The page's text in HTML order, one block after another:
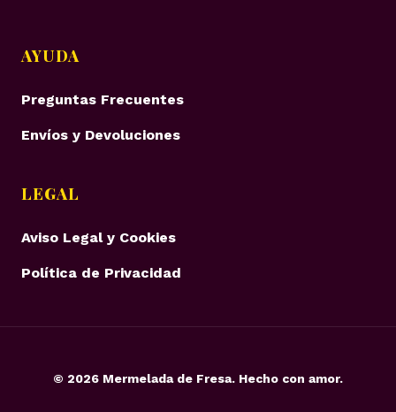
AYUDA
Preguntas Frecuentes
Envíos y Devoluciones
LEGAL
Aviso Legal y Cookies
Política de Privacidad
© 2026 Mermelada de Fresa. Hecho con amor.